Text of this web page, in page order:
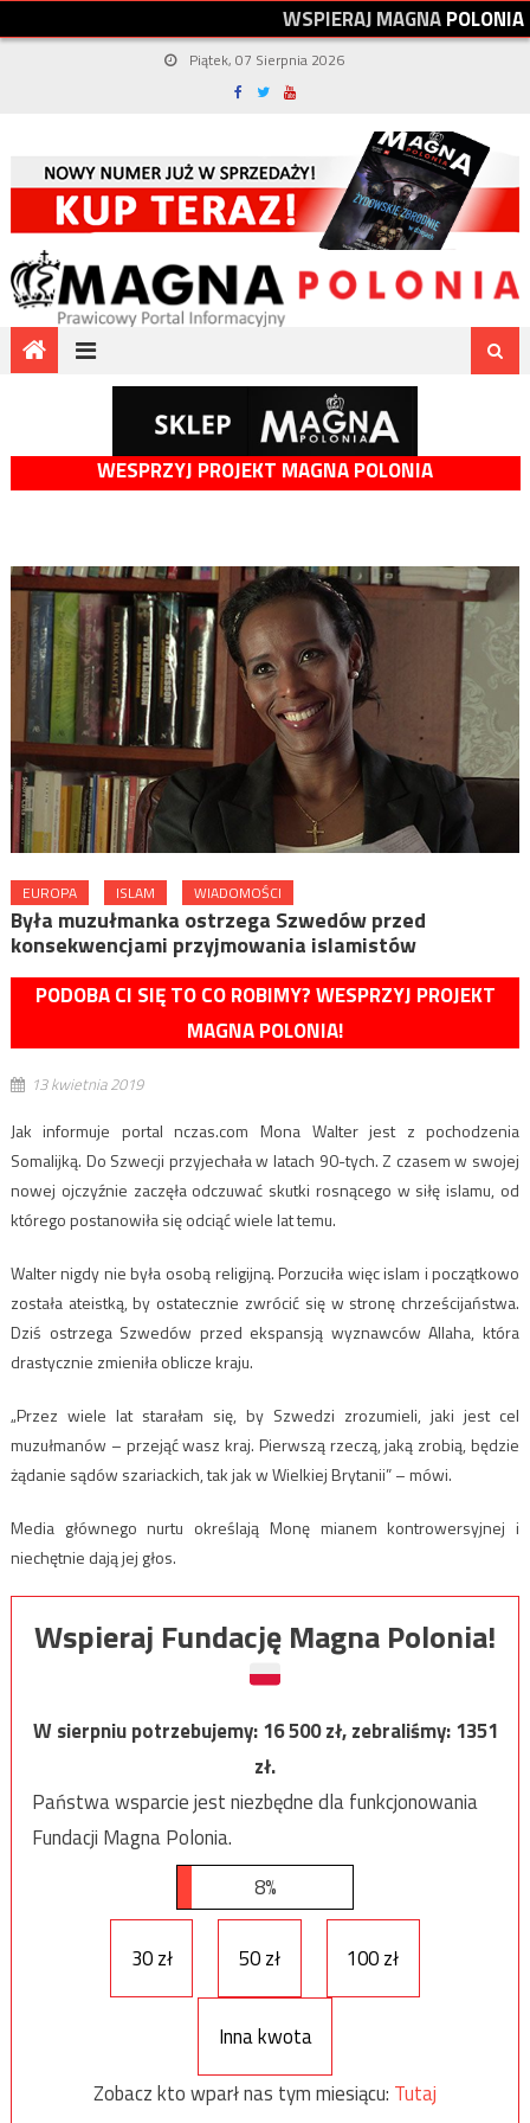
WSPIERAJMAGNAPOLONIA
Piątek, 07 Sierpnia 2026
WESPRZYJ PROJEKT MAGNA POLONIA
EUROPA ISLAM WIADOMOŚCI
Była muzułmanka ostrzega Szwedów przed
konsekwencjami przyjmowania islamistów
PODOBA CI SIĘ TO CO ROBIMY? WESPRZYJ PROJEKT
MAGNA POLONIA!
13 kwietnia 2019
Jak informuje portal nczas.com Mona Walter jest z pochodzenia
Somalijką. Do Szwecji przyjechała w latach 90-tych. Z czasem w swojej
nowej ojczyźnie zaczęła odczuwać skutki rosnącego w siłę islamu, od
którego postanowiła się odciąć wiele lat temu.
Walter nigdy nie była osobą religijną. Porzuciła więc islam i początkowo
została ateistką, by ostatecznie zwrócić się w stronę chrześcijaństwa.
Dziś ostrzega Szwedów przed ekspansją wyznawców Allaha, która
drastycznie zmieniła oblicze kraju.
„Przez wiele lat starałam się, by Szwedzi zrozumieli, jaki jest cel
muzułmanów – przejąć wasz kraj. Pierwszą rzeczą, jaką zrobią, będzie
żądanie sądów szariackich, tak jak w Wielkiej Brytanii” – mówi.
Media głównego nurtu określają Monę mianem kontrowersyjnej i
niechętnie dają jej głos.
Wspieraj Fundację Magna Polonia!
W sierpniu potrzebujemy:16 500zł, zebraliśmy:1351
zł.
Państwa wsparcie jest niezbędne dla funkcjonowania
Fundacji Magna Polonia.
8%
30 zł 50 zł 100 zł
Inna kwota
Zobacz kto wparł nas tym miesiącu: Tutaj